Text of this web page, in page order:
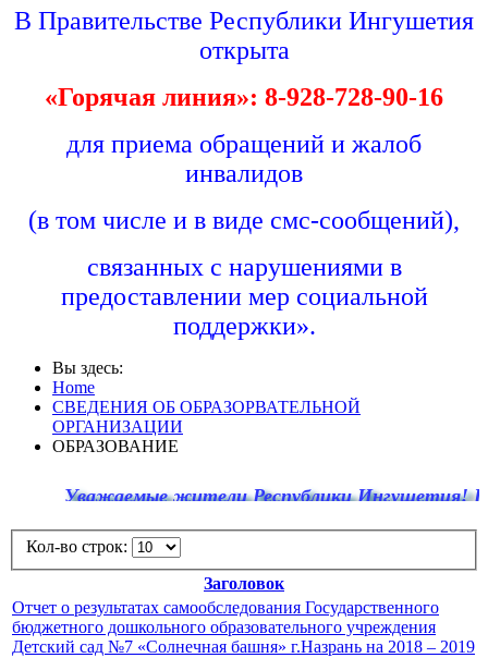
В Правительстве Республики Ингушетия
открыта
«Горячая линия»: 8-928-728-90-16
для приема обращений и жалоб
инвалидов
(в том числе и в виде смс-сообщений),
связанных с нарушениями в
предоставлении мер социальной
поддержки».
Вы здесь:
Home
СВЕДЕНИЯ ОБ ОБРАЗОРВАТЕЛЬНОЙ
ОРГАНИЗАЦИИ
ОБРАЗОВАНИЕ
Уважаемые жители Республики Ингушетия! По
Кол-во строк:
Заголовок
Отчет о результатах самообследования Государственного
бюджетного дошкольного образовательного учреждения
Детский сад №7 «Солнечная башня» г.Назрань на 2018 – 2019